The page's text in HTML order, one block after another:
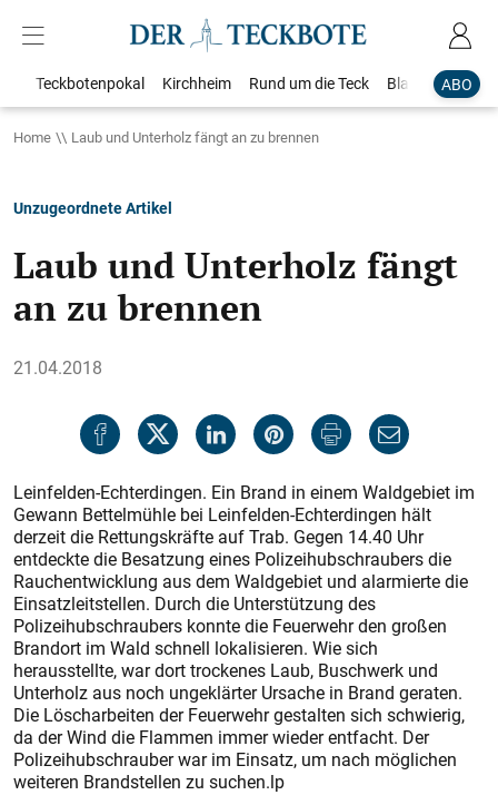
ABO
Teckbotenpokal Kirchheim Rund um die Teck Blaulicht
Home Laub und Unterholz fängt an zu brennen
Unzugeordnete Artikel
Laub und Unterholz fängt
an zu brennen
21.04.2018
Leinfelden-Echterdingen. Ein Brand in einem Waldgebiet im
Gewann Bettelmühle bei Leinfelden-Echterdingen hält
derzeit die Rettungskräfte auf Trab. Gegen 14.40 Uhr
entdeckte die Besatzung eines Polizeihubschraubers die
Rauchentwicklung aus dem Waldgebiet und alarmierte die
Einsatzleitstellen. Durch die Unterstützung des
Polizeihubschraubers konnte die Feuerwehr den großen
Brandort im Wald schnell lokalisieren. Wie sich
herausstellte, war dort trockenes Laub, Buschwerk und
Unterholz aus noch ungeklärter Ursache in Brand geraten.
Die Löscharbeiten der Feuerwehr gestalten sich schwierig,
da der Wind die Flammen immer wieder entfacht. Der
Polizeihubschrauber war im Einsatz, um nach möglichen
weiteren Brandstellen zu suchen.lp